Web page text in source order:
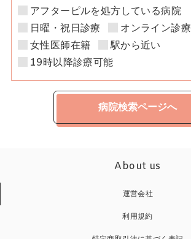
アフターピルを処方している病院
日曜・祝日診療
オンライン診療
女性医師在籍
駅から近い
19時以降診療可能
病院検索ページへ
About us
運営会社
利用規約